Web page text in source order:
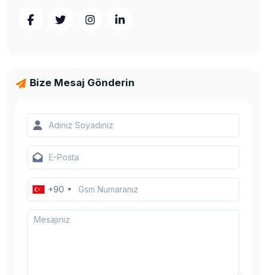
Bize Mesaj Gönderin
Türkiye
+90
+90